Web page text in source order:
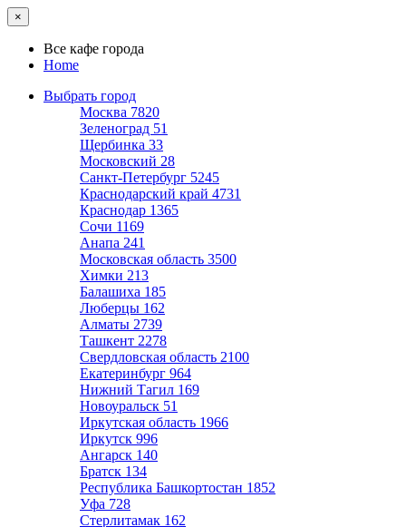
×
Все кафе города
Home
Выбрать город
Москва 7820
Зеленоград 51
Щербинка 33
Московский 28
Санкт-Петербург 5245
Краснодарский край 4731
Краснодар 1365
Сочи 1169
Анапа 241
Московская область 3500
Химки 213
Балашиха 185
Люберцы 162
Алматы 2739
Ташкент 2278
Свердловская область 2100
Екатеринбург 964
Нижний Тагил 169
Новоуральск 51
Иркутская область 1966
Иркутск 996
Ангарск 140
Братск 134
Республика Башкортостан 1852
Уфа 728
Стерлитамак 162